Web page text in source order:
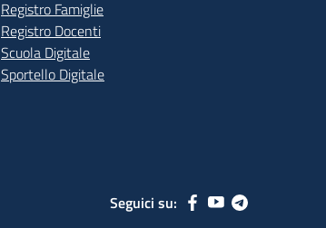
Registro Famiglie
Registro Docenti
Scuola Digitale
Sportello Digitale
Seguici su: